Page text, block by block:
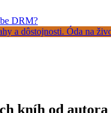
DRM?
kníh od